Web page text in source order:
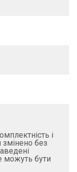
і
змінено без
можуть бути